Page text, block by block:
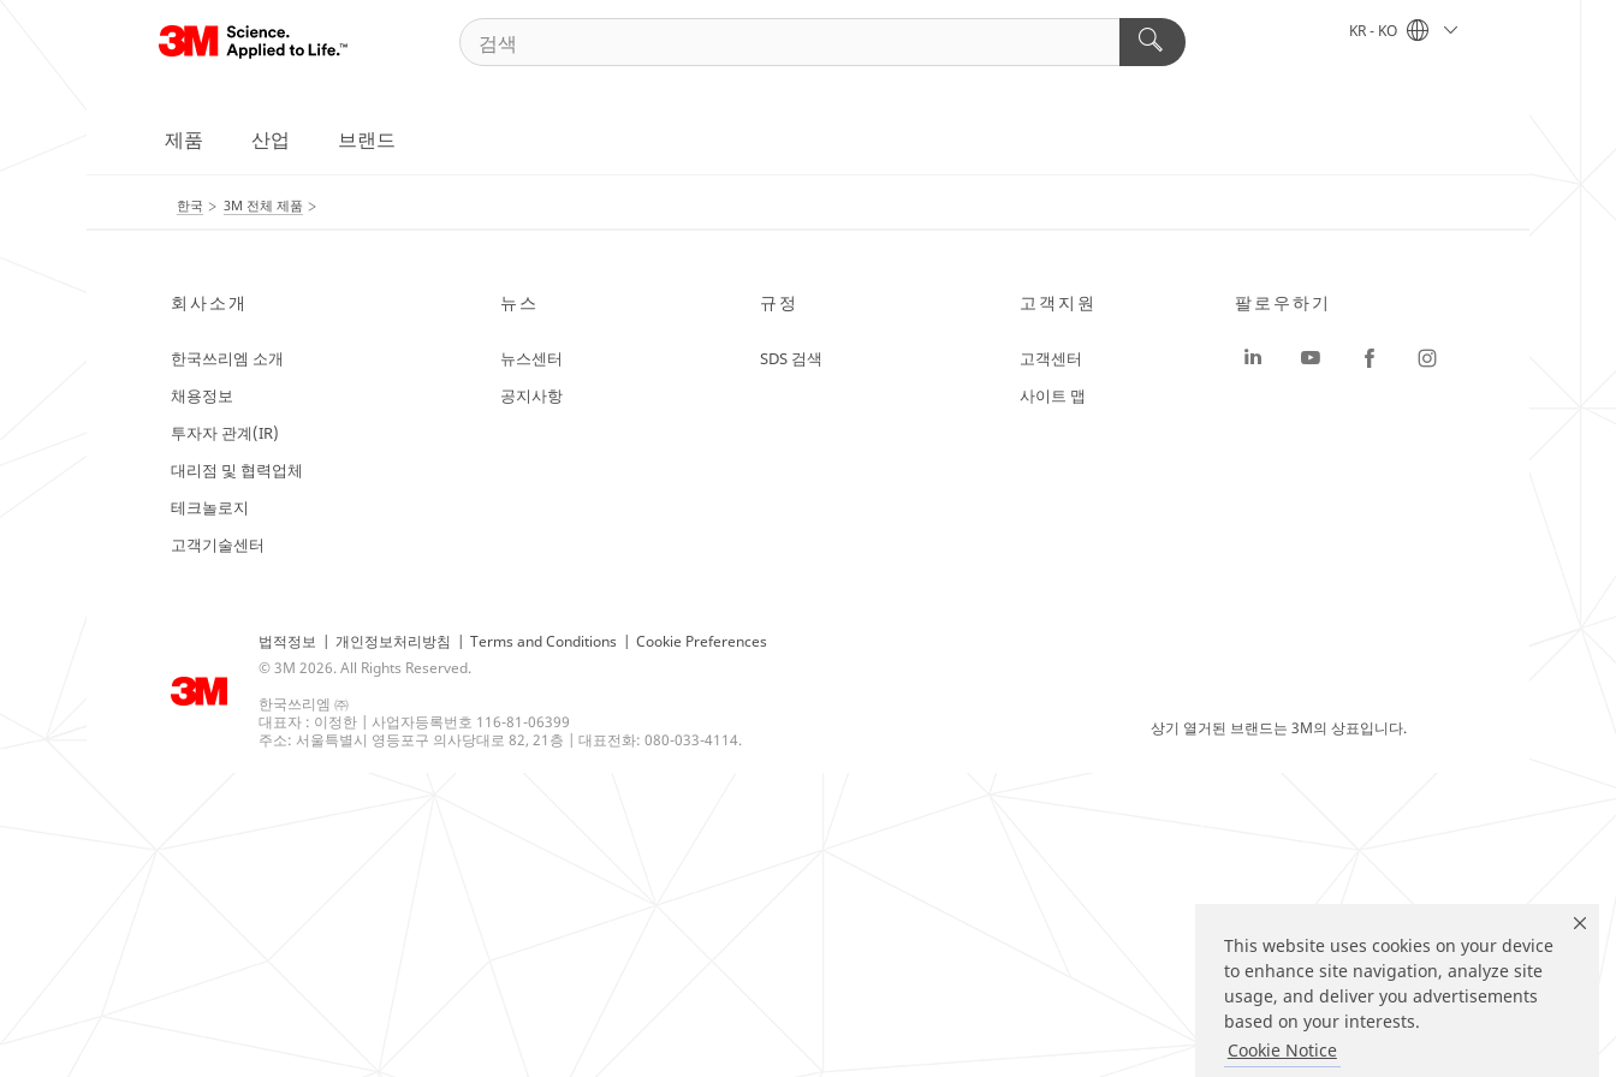
This website uses cookies on your device
to enhance site navigation, analyze site
usage, and deliver you advertisements
based on your interests.
Cookie Notice
KR - KO
제품 산업 브랜드
한국 3M 전체 제품
회사소개
한국쓰리엠 소개
채용정보
투자자 관계(IR)
대리점 및 협력업체
테크놀로지
고객기술센터
뉴스
뉴스센터
공지사항
규정
SDS 검색
고객지원
고객센터
사이트 맵
법적정보 | 개인정보처리방침 | Terms and Conditions | Cookie Preferences
© 3M 2026. All Rights Reserved.
한국쓰리엠 ㈜
대표자 : 이정한 | 사업자등록번호 116-81-06399
주소: 서울특별시 영등포구 의사당대로 82, 21층 | 대표전화: 080-033-4114.
팔로우하기
상기 열거된 브랜드는 3M의 상표입니다.